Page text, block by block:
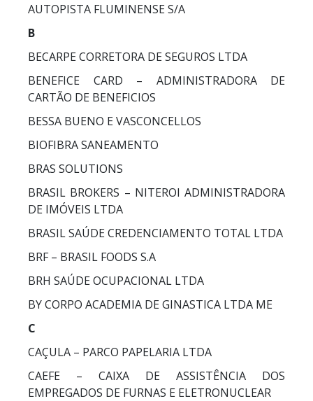
AUTOPISTA FLUMINENSE S/A
B
BECARPE CORRETORA DE SEGUROS LTDA
BENEFICE CARD – ADMINISTRADORA DE
CARTÃO DE BENEFICIOS
BESSA BUENO E VASCONCELLOS
BIOFIBRA SANEAMENTO
BRAS SOLUTIONS
BRASIL BROKERS – NITEROI ADMINISTRADORA
DE IMÓVEIS LTDA
BRASIL SAÚDE CREDENCIAMENTO TOTAL LTDA
BRF – BRASIL FOODS S.A
BRH SAÚDE OCUPACIONAL LTDA
BY CORPO ACADEMIA DE GINASTICA LTDA ME
C
CAÇULA – PARCO PAPELARIA LTDA
CAEFE – CAIXA DE ASSISTÊNCIA DOS
EMPREGADOS DE FURNAS E ELETRONUCLEAR